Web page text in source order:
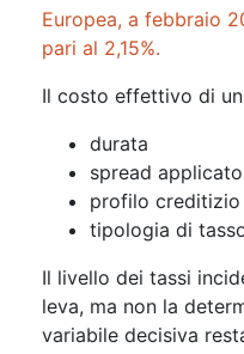
Europea, a febbraio
pari al 2,15%.
Il costo effettivo di
durata
spread
profilo
tipologia di
Il livello dei tassi
leva, ma non la
variabile decisiva